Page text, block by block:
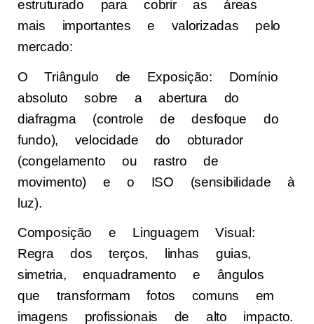
estruturado para cobrir as áreas
mais importantes e valorizadas pelo
mercado:
O Triângulo de Exposição: Domínio
absoluto sobre a abertura do
diafragma (controle de desfoque do
fundo), velocidade do obturador
(congelamento ou rastro de
movimento) e o ISO (sensibilidade à
luz).
Composição e Linguagem Visual:
Regra dos terços, linhas guias,
simetria, enquadramento e ângulos
que transformam fotos comuns em
imagens profissionais de alto impacto.